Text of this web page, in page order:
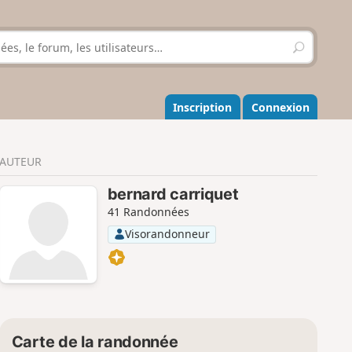
R
e
h
e
r
r
Inscription Connexion
AUTEUR
bernard carriquet
41 Randonnées
Visorandonneur
Carte de la randonnée